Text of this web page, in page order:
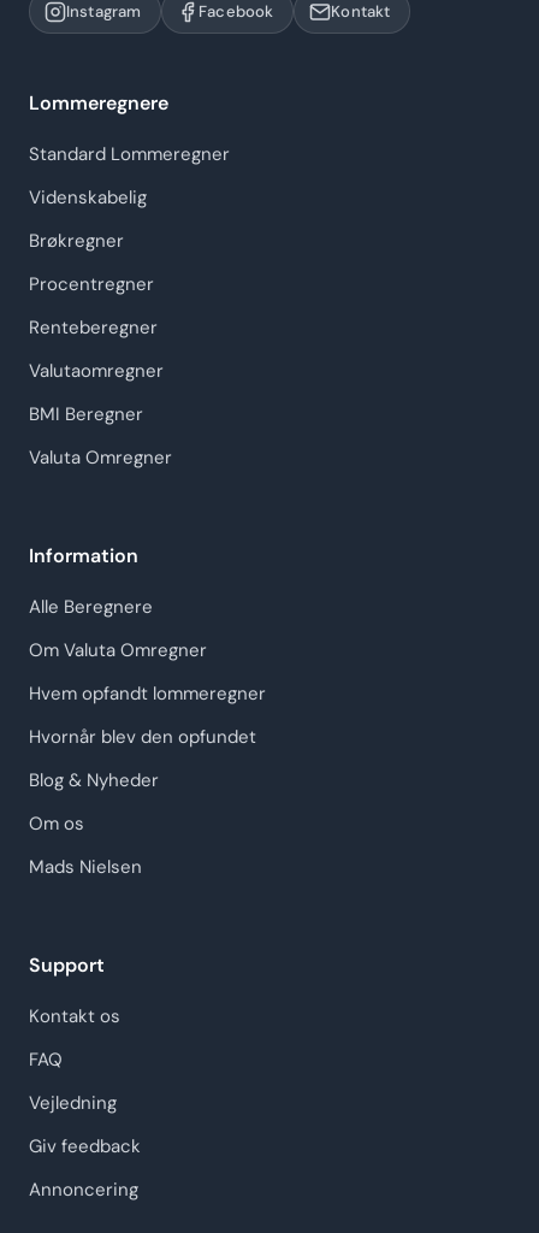
Instagram Facebook Kontakt
Lommeregnere
Standard Lommeregner
Videnskabelig
Brøkregner
Procentregner
Renteberegner
Valutaomregner
BMI Beregner
Valuta Omregner
Information
Alle Beregnere
Om Valuta Omregner
Hvem opfandt lommeregner
Hvornår blev den opfundet
Blog & Nyheder
Om os
Mads Nielsen
Support
Kontakt os
FAQ
Vejledning
Giv feedback
Annoncering